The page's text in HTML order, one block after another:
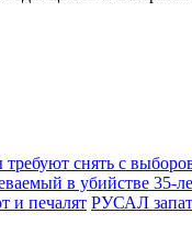
снять с
в убийстве 35-
и печалят РУСАЛ